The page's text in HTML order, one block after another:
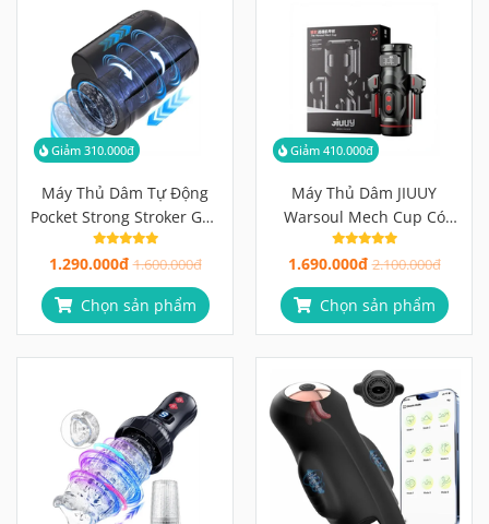
Giảm 310.000đ
Máy Thủ Dâm Tự Động
Pocket Strong Stroker Gọn
Trong Lòng Bàn Tay, Đủ
Mạnh Khi Cần
1.290.000đ 1.600.000đ
Chọn sản phẩm
Giảm 410.000đ
Máy Thủ Dâm JIUUY
Warsoul Mech Cup Có
Bạn Đồng Hành Biết Phản
Hồi
1.690.000đ 2.100.000đ
Chọn sản phẩm